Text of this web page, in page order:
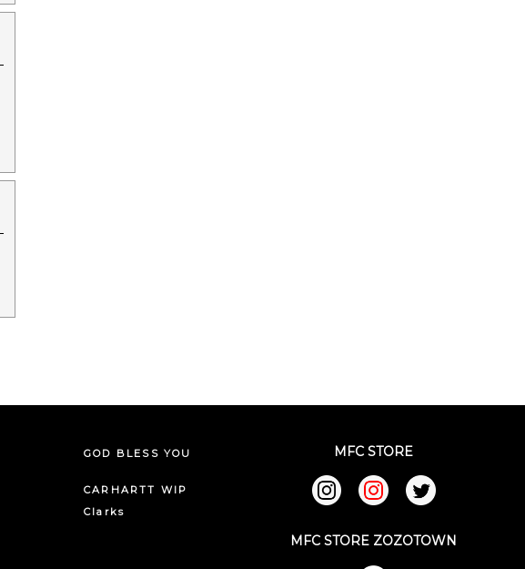
GOD BLESS YOU
CARHARTT WIP
Clarks
MFC STORE
MFC STORE ZOZOTOWN